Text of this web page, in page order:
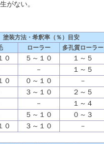
がない。
塗装方法・希釈率（％）目安
ローラー 多孔質ローラー
０ ５～１０
１～５
－
１～５
０ ０～１０
－
３～１０
２～５
－
１～４
５～１０
０～３
０ ３～１０
－